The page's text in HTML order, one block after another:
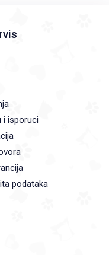
i isporuci
podataka